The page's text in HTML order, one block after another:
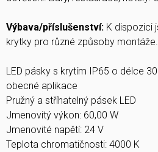
Výbava/příslušenství: K dispozici
krytky pro různé způsoby montáže.
LED pásky s krytím IP65 o délce
obecné aplikace
Pružný a stříhatelný pásek LED
Jmenovitý výkon: 60,00 W
Jmenovité napětí: 24 V
Teplota chromatičnosti: 4000 K